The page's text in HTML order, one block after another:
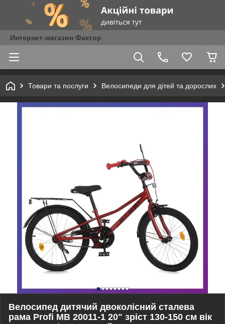
Интернет-магазин Фактор
Товари та послуги Велосипеди для дітей та дорослих
Велосипед дитячий двоколісний сталева
рама Profi MB 20011-1 20" зріст 130-150 см вік